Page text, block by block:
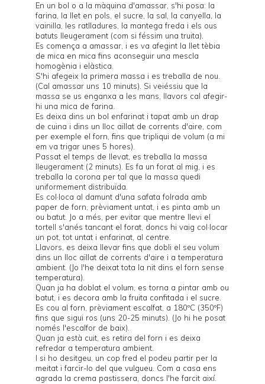
En un bol o a la màquina d'amassar, s'hi posa: la
farina, la llet en pols, el sucre, la sal, la canyella, la
vainilla, les ratlladures, la mantega freda i els ous
batuts lleugerament (com si féssim una truita).
Es comença a amassar, i es va afegint la llet tèbia
de mica en mica fins aconseguir una mescla
homogènia i elàstica.
S'hi afegeix la primera massa i es treballa de nou.
(Cal amassar uns 10 minuts). Si veiéssiu que la
massa se us enganxa a les mans, llavors cal afegir-
hi una mica de farina.
Es deixa dins un bol enfarinat i tapat amb un drap
de cuina i dins un lloc aïllat de corrents d'aire, com
per exemple el forn, fins que tripliqui de volum (a mi
em va trigar unes 5 hores).
Passat el temps de llevat, es treballa la massa
lleugerament (2 minuts). Es fa un forat al mig, i es
treballa la corona per tal que la massa quedi
uniformement distribuïda.
Es col·loca al damunt d'una safata folrada amb
paper de forn, prèviament untat, i es pinta amb un
ou batut. Jo a més, per evitar que mentre llevi el
tortell s'anés tancant el forat, doncs hi vaig col·locar
un pot, tot untat i enfarinat, al centre.
Llavors, es deixa llevar fins que dobli el seu volum
dins un lloc aïllat de corrents d'aire i a temperatura
ambient. (Jo l'he deixat tota la nit dins el forn sense
temperatura).
Quan ja ha doblat el volum, es torna a pintar amb ou
batut, i es decora amb la fruita confitada i el sucre.
Es cou al forn, prèviament escalfat, a 180ºC (350ºF)
fins que sigui ros (uns 20-25 minuts). (Jo hi he posat
només l'escalfor de baix).
Quan ja està cuit, es retira del forn i es deixa
refredar a temperatura ambient.
I si ho desitgeu, un cop fred el podeu partir per la
meitat i farcir-lo del que vulgueu. Com a casa ens
agrada la crema pastissera , doncs l'he farcit així.